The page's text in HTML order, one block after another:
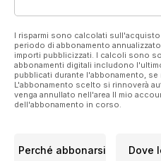
I risparmi sono calcolati
periodo di abbonamento
importi pubblicizzati. I calcoli sono
abbonamenti digitali includono
pubblicati durante l'abbonamento,
L'abbonamento scelto si rinnoverà
venga annullato nell'area Il mio
dell'abbonamento in corso.
Perché abbonarsi Dove